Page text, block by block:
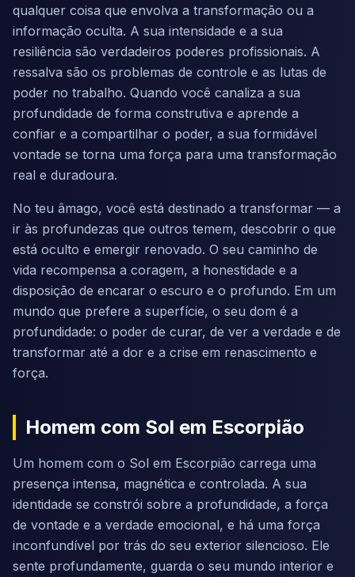
qualquer coisa que envolva a transformação ou a
informação oculta. A sua intensidade e a sua
resiliência são verdadeiros poderes profissionais. A
ressalva são os problemas de controle e as lutas de
poder no trabalho. Quando você canaliza a sua
profundidade de forma construtiva e aprende a
confiar e a compartilhar o poder, a sua formidável
vontade se torna uma força para uma transformação
real e duradoura.
No teu âmago, você está destinado a transformar — a
ir às profundezas que outros temem, descobrir o que
está oculto e emergir renovado. O seu caminho de
vida recompensa a coragem, a honestidade e a
disposição de encarar o escuro e o profundo. Em um
mundo que prefere a superfície, o seu dom é a
profundidade: o poder de curar, de ver a verdade e de
transformar até a dor e a crise em renascimento e
força.
Homem com Sol em Escorpião
Um homem com o Sol em Escorpião carrega uma
presença intensa, magnética e controlada. A sua
identidade se constrói sobre a profundidade, a força
de vontade e a verdade emocional, e há uma força
inconfundível por trás do seu exterior silencioso. Ele
sente profundamente, guarda o seu mundo interior e